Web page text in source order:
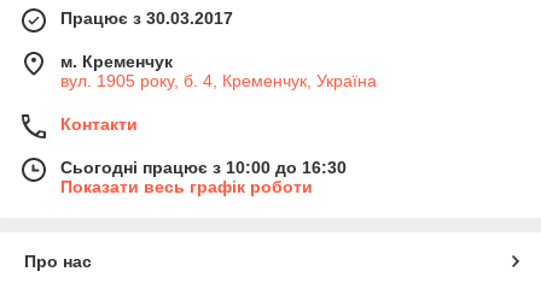
Працює з 30.03.2017
м. Кременчук
вул. 1905 року, б. 4, Кременчук, Україна
Контакти
Сьогодні працює з 10:00 до 16:30
Показати весь графік роботи
Про нас